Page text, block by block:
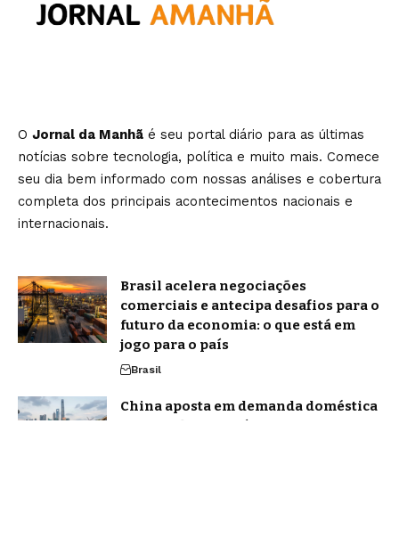
O Jornal da Manhã é seu portal diário para as últimas
notícias sobre tecnologia, política e muito mais. Comece
seu dia bem informado com nossas análises e cobertura
completa dos principais acontecimentos nacionais e
internacionais.
Brasil acelera negociações
comerciais e antecipa desafios para o
futuro da economia: o que está em
jogo para o país
Brasil
China aposta em demanda doméstica
e inovação tecnológica para